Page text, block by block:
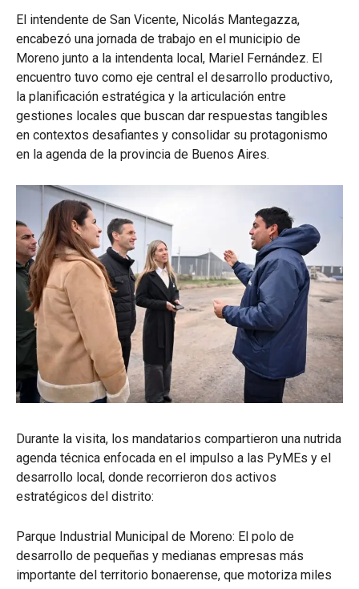
El intendente de San Vicente, Nicolás Mantegazza,
encabezó una jornada de trabajo en el municipio de
Moreno junto a la intendenta local, Mariel Fernández. El
encuentro tuvo como eje central el desarrollo productivo,
la planificación estratégica y la articulación entre
gestiones locales que buscan dar respuestas tangibles
en contextos desafiantes y consolidar su protagonismo
en la agenda de la provincia de Buenos Aires.
Durante la visita, los mandatarios compartieron una nutrida
agenda técnica enfocada en el impulso a las PyMEs y el
desarrollo local, donde recorrieron dos activos
estratégicos del distrito:
Parque Industrial Municipal de Moreno: El polo de
desarrollo de pequeñas y medianas empresas más
importante del territorio bonaerense, que motoriza miles